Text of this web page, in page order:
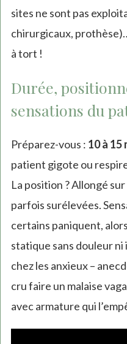
sites ne sont pas
chirurgicaux,
à tort !
Durée,
sensations du
Préparez-vous : 10 à 15
patient gigote ou
La position ? Allongé
parfois surélevées.
certains paniquent,
statique sans douleur ni
chez les anxieux –
cru faire un malaise
avec armature qui